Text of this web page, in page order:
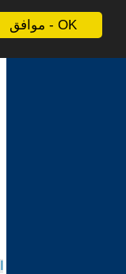
موافق - OK